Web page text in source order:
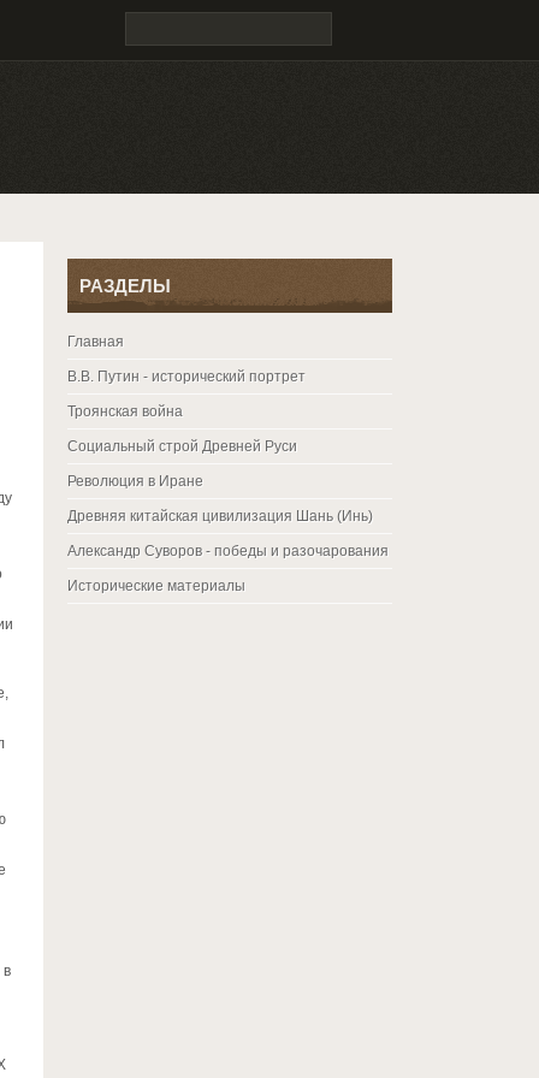
в
РАЗДЕЛЫ
Главная
В.В. Путин - исторический портрет
Троянская война
Социальный строй Древней Руси
Революция в Иране
Древняя китайская цивилизация Шань (Инь)
Александр Суворов - победы и разочарования
Исторические материалы